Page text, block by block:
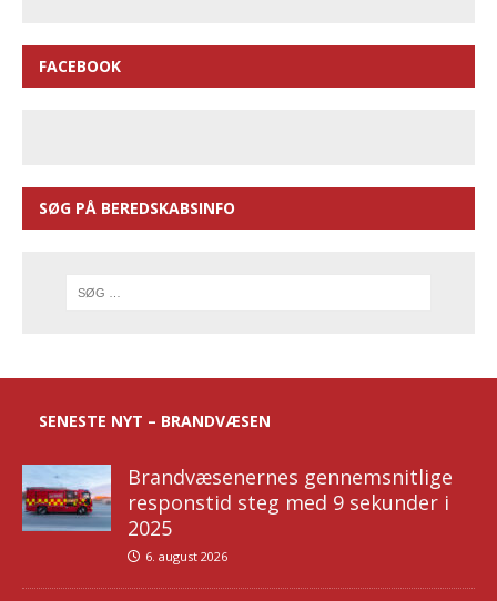
FACEBOOK
SØG PÅ BEREDSKABSINFO
SENESTE NYT – BRANDVÆSEN
Brandvæsenernes gennemsnitlige
responstid steg med 9 sekunder i
2025
6. august 2026